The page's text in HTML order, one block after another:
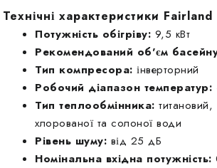
Технічні характеристики
Потужність обігріву: 9,5 кВт
Рекомендований об'єм
Тип компресора: інверторний
Робочий діапазон температур:
Тип теплообмінника: титановий,
хлорованої та солоної води
Рівень шуму: від 25 дБ
Номінальна вхідна потужність: